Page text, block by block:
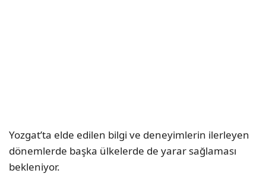
Yozgat’ta elde edilen bilgi ve deneyimlerin ilerleyen
dönemlerde başka ülkelerde de yarar sağlaması
bekleniyor.